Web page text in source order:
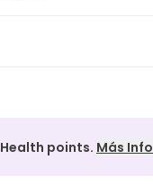
Health points. Más Info